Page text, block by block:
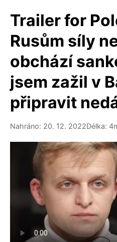
Trailer for
Rusům síly
obchází
jsem zažil v
připravit
Nahráno: 20. 12. 2022Délka: